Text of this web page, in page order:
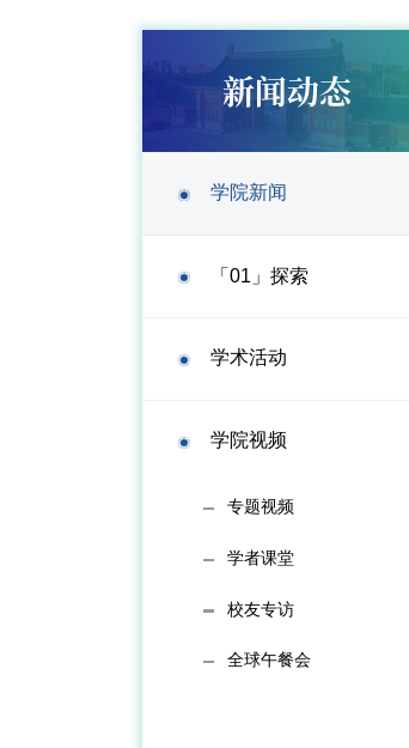
新闻动态
学院新闻
「01」探索
学术活动
学院视频
专题视频
学者课堂
校友专访
全球午餐会